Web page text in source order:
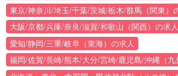
東京/神奈川/埼玉/千葉/茨城/栃木/群馬（関東）
大阪/京都/兵庫/奈良/滋賀/和歌山（関西）の求人
愛知/静岡/三重/岐阜（東海）の求人
福岡/佐賀/長崎/熊本/大分/宮崎/鹿児島/沖縄（九